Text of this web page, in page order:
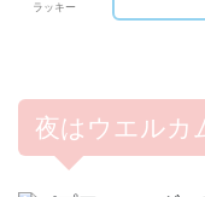
ラッキー
夜はウエルカ